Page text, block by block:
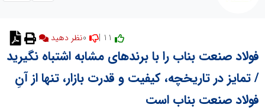
نظر دهید
فولاد صنعت بناب را با برندهای مشابه اشتباه نگیرید
/ تمایز در تاریخچه، کیفیت و قدرت بازار، تنها از آنِ
فولاد صنعت بناب است